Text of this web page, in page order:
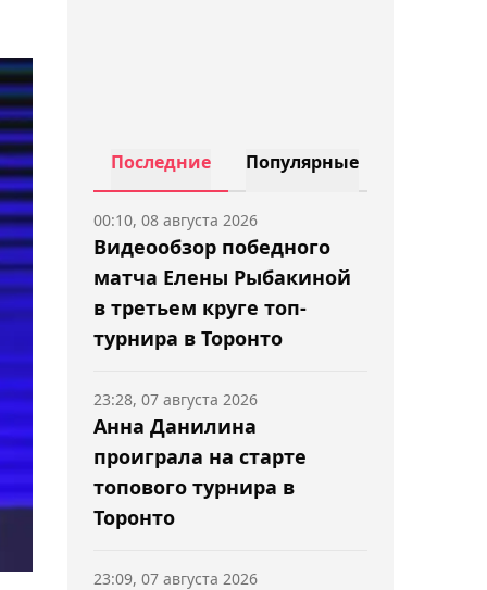
Последние Популярные
Видеообзор победного
матча Елены Рыбакиной
в третьем круге топ-
турнира в Торонто
00:10, 08 августа 2026
Анна Данилина
проиграла на старте
топового турнира в
Торонто
23:28, 07 августа 2026
23:09, 07 августа 2026